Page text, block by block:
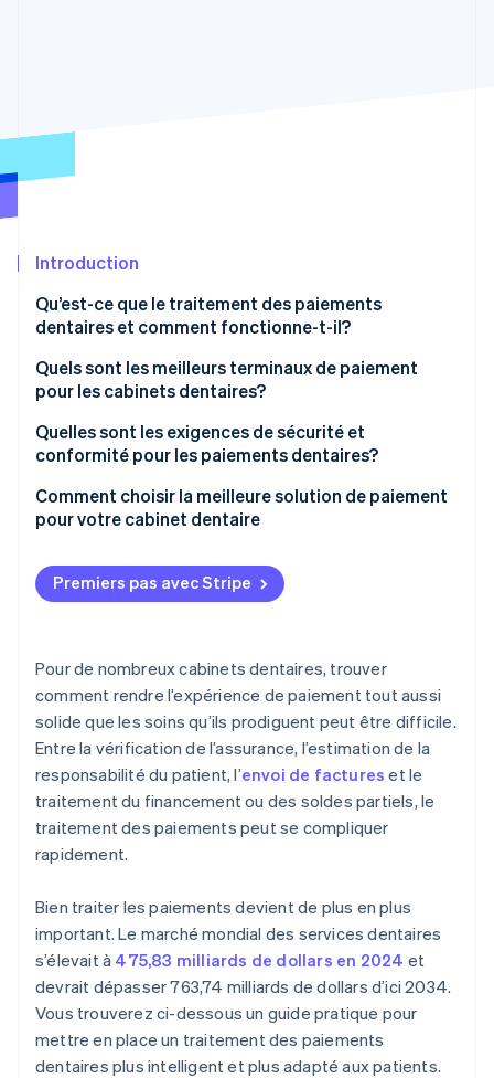
Identity
Stripe Sessions 2026
Découvrez comment Stripe construit l’infrastructure
l’IA.
Regarder
Introduction
Qu’est-ce que le traitement des paiements
dentaires et comment fonctionne-t-il?
Avant la visite
Au rendez-vous
Après la visite
Une fois que l’assurance paie
S’il reste un solde
Quels sont les meilleurs terminaux de paiement
pour les cabinets dentaires?
Fonctionnalités essentielles
Intégration avec vos systèmes
Ajustement opérationnel
Quelles sont les exigences de sécurité et
conformité pour les paiements dentaires?
Information sur la santé des patients
Sécurité de la carte de paiement
Comment choisir la meilleure solution de paiement
pour votre cabinet dentaire
Assurez-vous qu’il s’intègre à vos systèmes
Hiérarchiser les fonctionnalités conçues pour les
Exiger la sécurité et la conformité par défaut
Évaluer l’expérience du patient
Vérifier les fonctions de rapports et rapprochement
Comprendre la structure des frais et le coût total
Tenir compte de l’évolutivité et de la flexibilité
Ne vous enfermez pas dans quelque chose de rigide
Premiers pas avec Stripe
Pour de nombreux cabinets dentaires, trouver
comment rendre l’expérience de paiement tout aussi
solide que les soins qu’ils prodiguent peut être difficile.
Entre la vérification de l’assurance, l’estimation de la
responsabilité du patient, l’envoi de factures et le
traitement du financement ou des soldes partiels, le
traitement des paiements peut se compliquer
rapidement.
Bien traiter les paiements devient de plus en plus
important. Le marché mondial des services dentaires
s’élevait à 475,83 milliards de dollars en 2024 et
devrait dépasser 763,74 milliards de dollars d’ici 2034.
Vous trouverez ci-dessous un guide pratique pour
mettre en place un traitement des paiements
dentaires plus intelligent et plus adapté aux patients.